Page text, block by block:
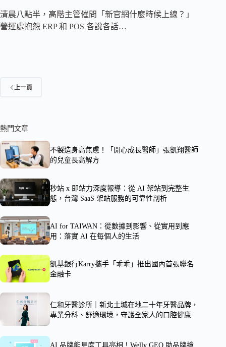
清晨八點半，高階主管催問「新官網什麼時候上線？」
營運處抱怨 ERP 和 POS 各說各話…
上一頁
熱門文章
不製造身高焦慮！「開心成長醫師」張凱翔醫師
的兒童長高解方
秒站 x 即站力深度報導：從 AI 架站到完整生
態，台灣 SaaS 架站服務的可靠性剖析
AI for TAIWAN：從數據到影響、從實用到應
用：落實 AI 在每個人的生活
凱基銀行Karry攜手「乖乖」推出國內首張聯名
金融卡
仁和牙醫診所｜新北土城在地二十年牙醫品牌，
專業分科、舒適環境，守護全家人的口腔健康
AI 品牌能見度工具亮相！Welly GEO 助品牌搶